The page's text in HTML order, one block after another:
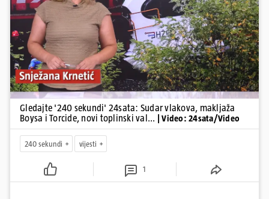
Pokretanje videa...
Gledajte '240 sekundi' 24sata: Sudar vlakova, makljaža
Boysa i Torcide, novi toplinski val...
| Video: 24sata/Video
240 sekundi vijesti
1